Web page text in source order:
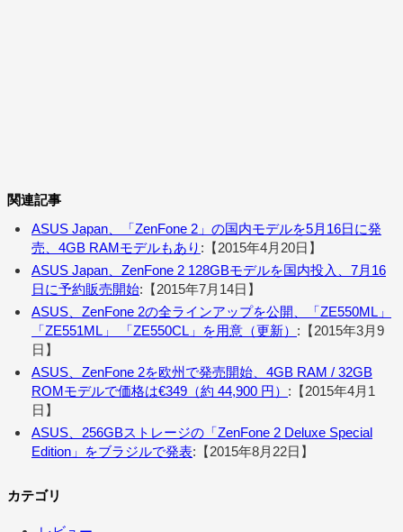
関連記事
ASUS Japan、「ZenFone 2」の国内モデルを5月16日に発
売、4GB RAMモデルもあり :【2015年4月20日】
ASUS Japan、ZenFone 2 128GBモデルを国内投入、7月16
日に予約販売開始:【2015年7月14日】
ASUS、ZenFone 2の全ラインアップを公開、「ZE550ML」
「ZE551ML」 「ZE550CL」を用意（更新） :【2015年3月9
日】
ASUS、ZenFone 2を欧州で発売開始、4GB RAM / 32GB
ROMモデルで価格は€349（約 44,900 円） :【2015年4月1
日】
ASUS、256GBストレージの「ZenFone 2 Deluxe Special
Edition」をブラジルで発表:【2015年8月22日】
カテゴリ